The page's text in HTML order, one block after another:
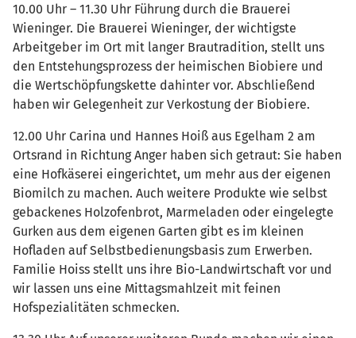
10.00 Uhr – 11.30 Uhr Führung durch die Brauerei
Wieninger. Die Brauerei Wieninger, der wichtigste
Arbeitgeber im Ort mit langer Brautradition, stellt uns
den Entstehungsprozess der heimischen Biobiere und
die Wertschöpfungskette dahinter vor. Abschließend
haben wir Gelegenheit zur Verkostung der Biobiere.
12.00 Uhr Carina und Hannes Hoiß aus Egelham 2 am
Ortsrand in Richtung Anger haben sich getraut: Sie haben
eine Hofkäserei eingerichtet, um mehr aus der eigenen
Biomilch zu machen. Auch weitere Produkte wie selbst
gebackenes Holzofenbrot, Marmeladen oder eingelegte
Gurken aus dem eigenen Garten gibt es im kleinen
Hofladen auf Selbstbedienungsbasis zum Erwerben.
Familie Hoiss stellt uns ihre Bio-Landwirtschaft vor und
wir lassen uns eine Mittagsmahlzeit mit feinen
Hofspezialitäten schmecken.